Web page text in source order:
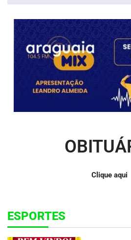
Clique aqui
ESPORTES